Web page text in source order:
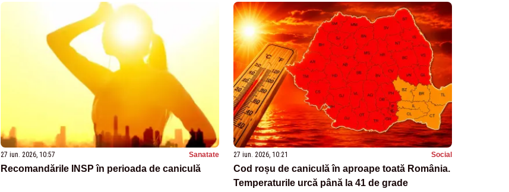
27 iun. 2026, 10:57 Sanatate
Recomandările INSP în perioada de caniculă
27 iun. 2026, 10:21 Social
Cod roșu de caniculă în aproape toată România.
Temperaturile urcă până la 41 de grade